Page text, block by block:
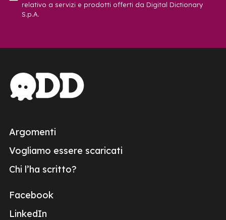
relativo a servizi e prodotti offerti da Digital Dictionary
S.p.A.
Argomenti
Vogliamo essere scaricati
Chi l’ha scritto?
Facebook
LinkedIn